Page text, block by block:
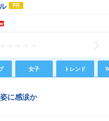
女子 トレンド
に感涙か